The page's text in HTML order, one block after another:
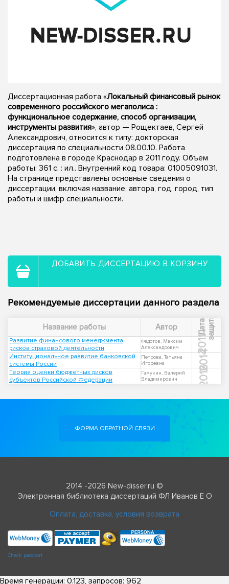
Диссертационная работа «Локальный финансовый рынок
современного российского мегаполиса :
функциональное содержание, способ организации,
инструменты развития», автор — Рощектаев, Сергей
Александрович, относится к типу: докторская
диссертация по специальности 08.00.10. Работа
подготовлена в городе Краснодар в 2011 году. Объем
работы: 361 с. : ил.. Внутренний код товара: 01005091031.
На странице представлены основные сведения о
диссертации, включая название, автора, год, город, тип
работы и шифр специальности.
ДОБАВИТЬ ДИССЕРТАЦИЮ В КОРЗИНУ
Рекомендуемые диссертации данного раздела
Название работы Автор Д
а
т
а
з
а
щ
и
т ы
Развитие финансового менеджмента
рисков страховой деятельности
Федотов, Максим
Александрович
2011
Институциональное развитие банковской
системы России
Петрова, Татьяна
Игоревна
2014
Теория оценки бюджетных рисков
субъектов Российской Федерации
Гамукин, Валерий
Владимирович
2016
ФОРМА ОБРАТНОЙ СВЯЗИ
2014 -2026 New-disser.ru ©
Электронная библиотека диссертаций ФЛ Иванов Е О
Оплата, доставка, условия возврата
Check passport
Время генерации: 0.123, запросов: 962